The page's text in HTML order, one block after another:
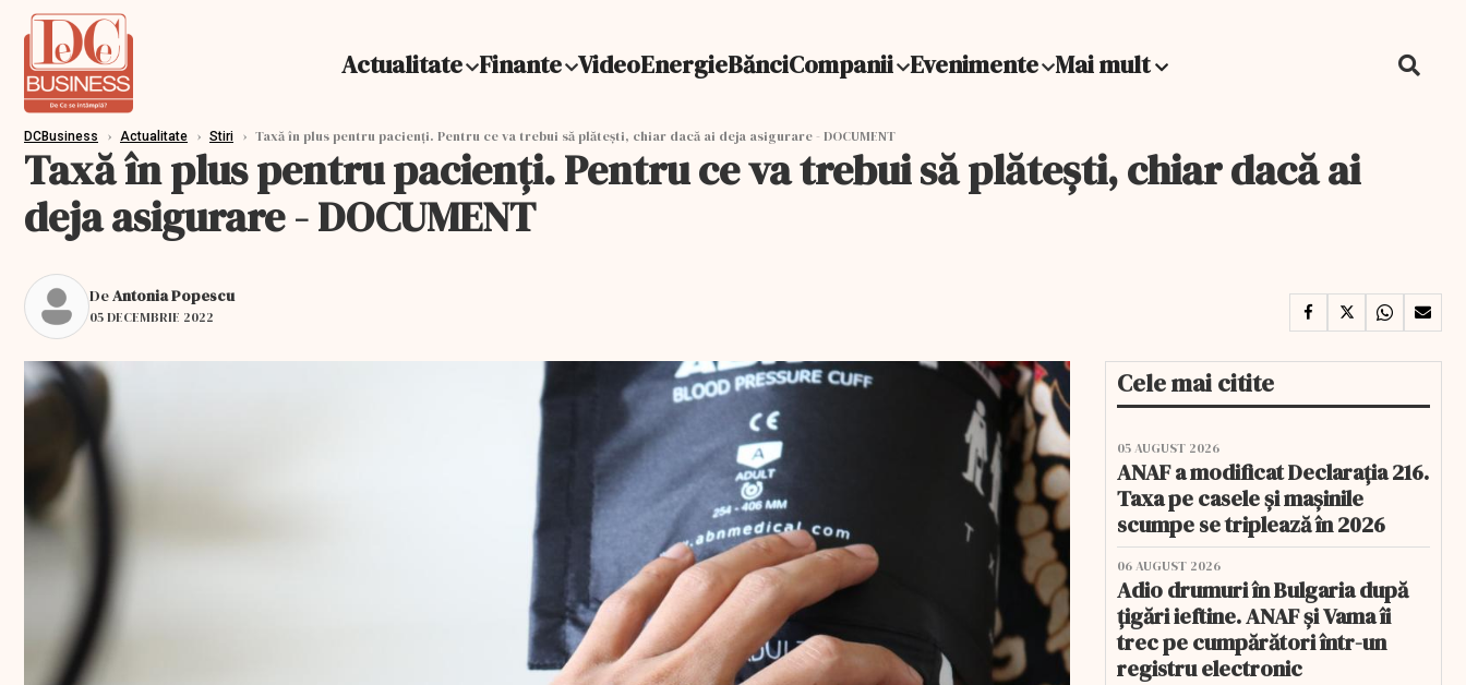
Actualitate Finante VideoEnergieBănciCompanii Evenimente Mai mult
DCBusiness › Actualitate › Stiri › Taxă în plus pentru pacienți. Pentru ce va trebui să plătești, chiar dacă ai deja asigurare - DOCUMENT
Taxă în plus pentru pacienți. Pentru ce va trebui să plătești, chiar dacă ai
deja asigurare - DOCUMENT
DeAntonia Popescu
05 DECEMBRIE 2022
Cele mai citite
05 AUGUST 2026
ANAF a modificat Declarația 216.
Taxa pe casele și mașinile
scumpe se triplează în 2026
06 AUGUST 2026
Adio drumuri în Bulgaria după
țigări ieftine. ANAF și Vama îi
trec pe cumpărători într-un
registru electronic